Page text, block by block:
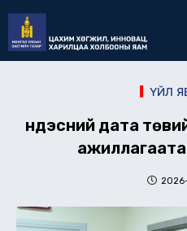
content
ҮЙЛ
Үндэсний дата